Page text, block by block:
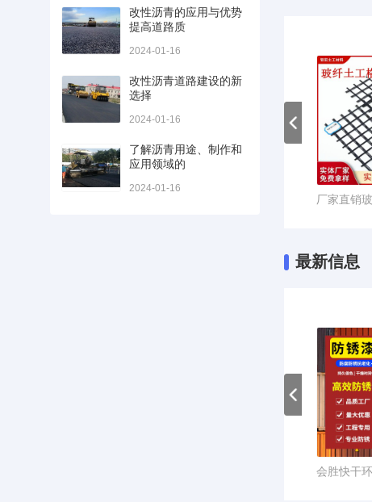
改性沥青的应用与优势
提高道路质
2024-01-16
改性沥青道路建设的新
选择
2024-01-16
了解沥青用途、制作和
应用领域的
2024-01-16
最新信息